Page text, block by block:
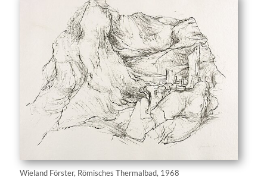
Wieland Förster, Römisches Thermalbad, 1968